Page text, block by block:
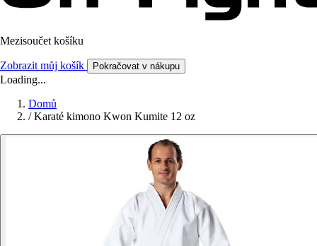
Mezisoučet košíku
Zobrazit můj košík Pokračovat v nákupu
Loading...
Domů
/ Karaté kimono Kwon Kumite 12 oz